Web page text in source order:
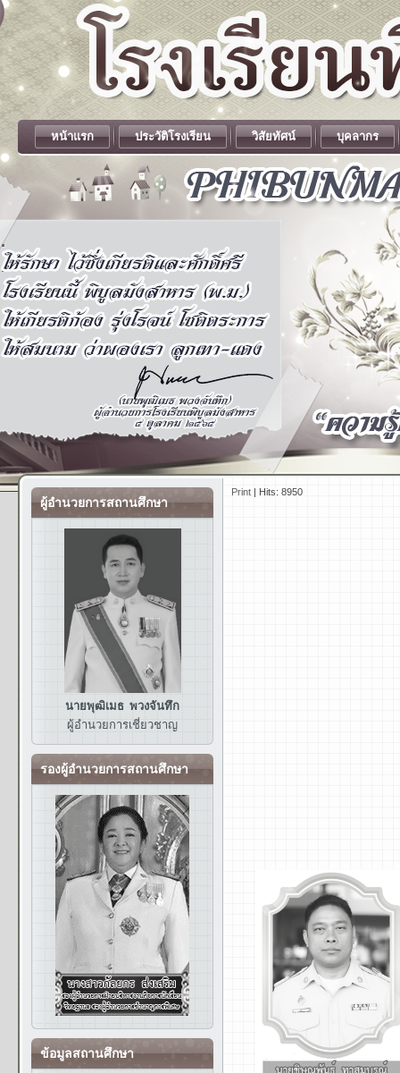
.
.
หน้าแรก ประวัติโรงเรียน วิสัยทัศน์ บุคลากร
ผู้อำนวยการสถานศึกษา
นายพุฒิเมธ พวงจันทึก
ผู้อำนวยการเชี่ยวชาญ
รองผู้อำนวยการสถานศึกษา
ข้อมูลสถานศึกษา
Print | Hits: 8950